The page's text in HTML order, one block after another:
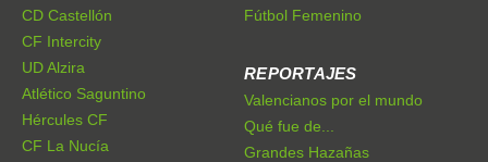
CD Castellón
CF Intercity
UD Alzira
Atlético Saguntino
Hércules CF
CF La Nucía
Fútbol Femenino
REPORTAJES
Valencianos por el mundo
Qué fue de...
Grandes Hazañas